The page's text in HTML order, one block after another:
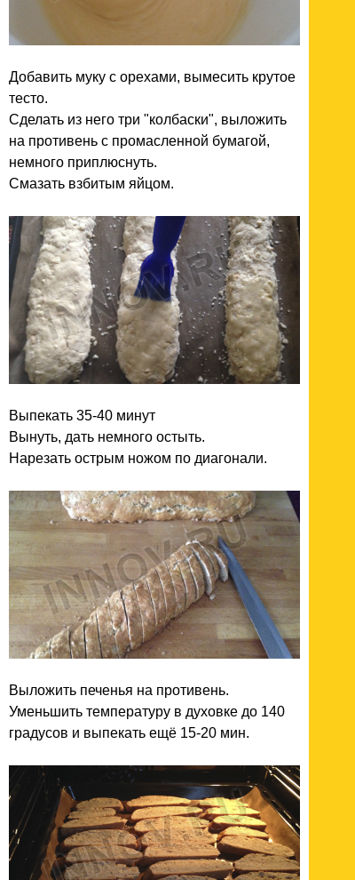
Добавить муку с орехами, вымесить крутое
тесто.
Сделать из него три "колбаски", выложить
на противень с промасленной бумагой,
немного приплюснуть.
Смазать взбитым яйцом.
Выпекать 35-40 минут
Вынуть, дать немного остыть.
Нарезать острым ножом по диагонали.
Выложить печенья на противень.
Уменьшить температуру в духовке до 140
градусов и выпекать ещё 15-20 мин.